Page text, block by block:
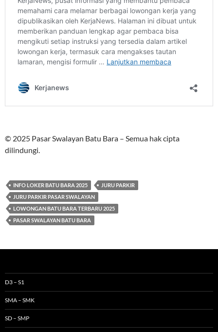
© 2025 Pasar Swalayan Batu Bara – Semua hak cipta
dilindungi.
INFO LOKER BATU BARA 2025
JURU PARKIR
JURU PARKIR PASAR SWALAYAN
LOWONGAN BATU BARA TERBARU 2025
PASAR SWALAYAN BATU BARA
D3 – S1
SMA – SMK
SD – SMP